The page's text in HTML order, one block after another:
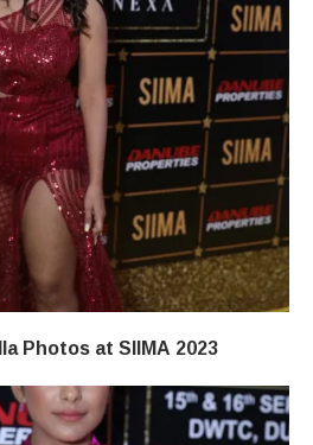
Photos at SIIMA 2023